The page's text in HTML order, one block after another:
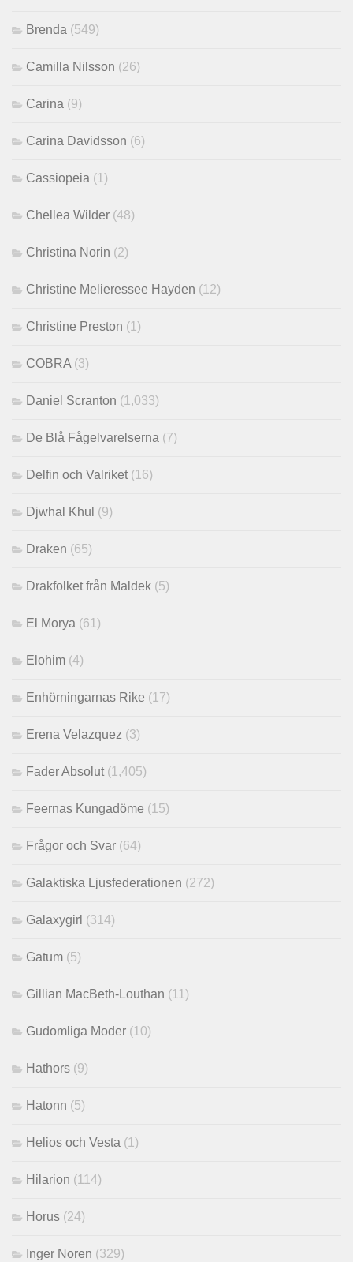
Brenda (549)
Camilla Nilsson (26)
Carina (9)
Carina Davidsson (6)
Cassiopeia (1)
Chellea Wilder (48)
Christina Norin (2)
Christine Melieressee Hayden (12)
Christine Preston (1)
COBRA (3)
Daniel Scranton (1,033)
De Blå Fågelvarelserna (7)
Delfin och Valriket (16)
Djwhal Khul (9)
Draken (65)
Drakfolket från Maldek (5)
El Morya (61)
Elohim (4)
Enhörningarnas Rike (17)
Erena Velazquez (3)
Fader Absolut (1,405)
Feernas Kungadöme (15)
Frågor och Svar (64)
Galaktiska Ljusfederationen (272)
Galaxygirl (314)
Gatum (5)
Gillian MacBeth-Louthan (11)
Gudomliga Moder (10)
Hathors (9)
Hatonn (5)
Helios och Vesta (1)
Hilarion (114)
Horus (24)
Inger Noren (329)